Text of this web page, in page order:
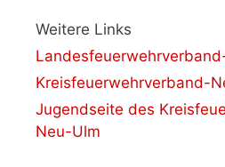
Weitere Links
Kreisfeuerwehrverband-
Jugendseite des
Neu-Ulm